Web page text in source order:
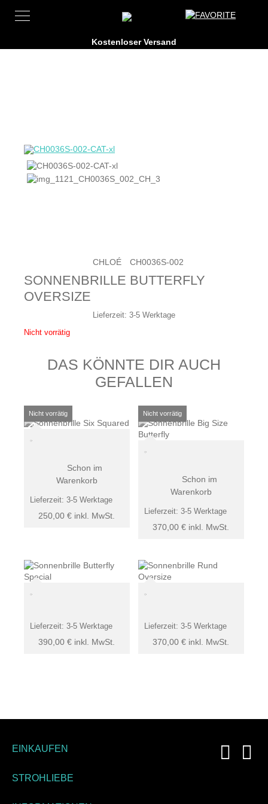
CH0036S-002
CHLOÉ
SONNENBRILLE BUTTERFLY
OVERSIZE
Lieferzeit: 3-5 Werktage
Nicht vorrätig
DAS KÖNNTE DIR AUCH
GEFALLEN
250,00 € inkl. MwSt.
Lieferzeit: 3-5 Werktage
Schon im
Warenkorb
370,00€ inkl. MwSt.
Lieferzeit:3-5 Werktage
Schon im
Warenkorb
390,00 € inkl. MwSt.
Lieferzeit: 3-5 Werktage
370,00€ inkl. MwSt.
Lieferzeit:3-5 Werktage
EINKAUFEN
STROHLIEBE